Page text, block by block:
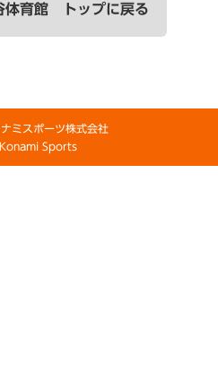
体育館 トップに戻る
ミスポーツ株式会社
Sports